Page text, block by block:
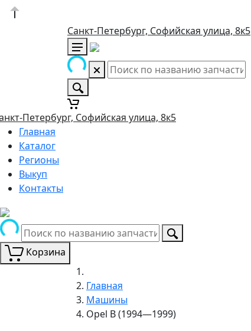
Санкт-Петербург, Софийская улица, 8к5
Петербург, Софийская улица, 8к5
Главная
Каталог
Регионы
Выкуп
Контакты
Корзина
Главная
Машины
Opel B (1994—1999)